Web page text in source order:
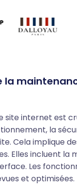
la
site internet est
la
Cela implique
Elles incluent la
Les
et optimisées.